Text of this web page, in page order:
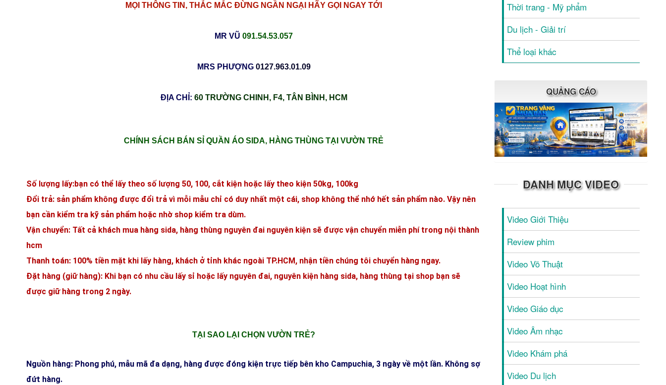
MỌI THÔNG TIN, THẮC MẮC ĐỪNG NGẦN NGẠI HÃY GỌI NGAY TỚI
MR VŨ 091.54.53.057
MRS PHƯỢNG 0127.963.01.09
ĐỊA CHỈ: 60 TRƯỜNG CHINH, F4, TÂN BÌNH, HCM
CHÍNH SÁCH BÁN SỈ QUẦN ÁO SIDA, HÀNG THÙNG TẠI VƯỜN TRẺ
Số lượng lấy:bạn có thể lấy theo số lượng 50, 100, cắt kiện hoặc lấy theo kiện 50kg, 100kg
Đổi trả: sản phẩm không được đổi trả vì mỗi mẫu chỉ có duy nhất một cái, shop không thể nhớ hết sản phẩm nào. Vậy nên
bạn cần kiểm tra kỹ sản phẩm hoặc nhờ shop kiểm tra dùm.
Vận chuyển: Tất cả khách mua hàng sida, hàng thùng nguyên đai nguyên kiện sẽ được vận chuyển miễn phí trong nội thành
hcm
Thanh toán: 100% tiền mặt khi lấy hàng, khách ở tỉnh khác ngoài TP.HCM, nhận tiền chúng tôi chuyển hàng ngay.
Đặt hàng (giữ hàng): Khi bạn có nhu cầu lấy sỉ hoặc lấy nguyên đai, nguyên kiện hàng sida, hàng thùng tại shop bạn sẽ
được giữ hàng trong 2 ngày.
TẠI SAO LẠI CHỌN VƯỜN TRẺ?
Nguồn hàng: Phong phú, mẫu mã đa dạng, hàng được đóng kiện trực tiếp bên kho Campuchia, 3 ngày về một lần. Không sợ
đứt hàng.
Thời trang - Mỹ phẩm
Du lịch - Giải trí
Thể loại khác
QUẢNG CÁO
DANH MỤC VIDEO
Video Giới Thiệu
Review phim
Video Võ Thuật
Video Hoạt hình
Video Giáo dục
Video Âm nhạc
Video Khám phá
Video Du lịch